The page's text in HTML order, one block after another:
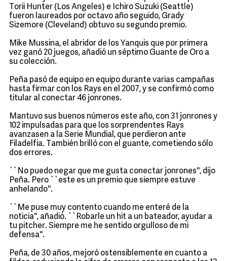
Torii Hunter (Los Angeles) e Ichiro Suzuki (Seattle)
fueron laureados por octavo año seguido, Grady
Sizemore (Cleveland) obtuvo su segundo premio.
Mike Mussina, el abridor de los Yanquis que por primera
vez ganó 20 juegos, añadió un séptimo Guante de Oro a
su colección.
Peña pasó de equipo en equipo durante varias campañas
hasta firmar con los Rays en el 2007, y se confirmó como
titular al conectar 46 jonrones.
Mantuvo sus buenos números este año, con 31 jonrones y
102 impulsadas para que los sorprendentes Rays
avanzasen a la Serie Mundial, que perdieron ante
Filadelfia. También brilló con el guante, cometiendo sólo
dos errores.
``No puedo negar que me gusta conectar jonrones'', dijo
Peña. Pero ``este es un premio que siempre estuve
anhelando''.
``Me puse muy contento cuando me enteré de la
noticia'', añadió. ``Robarle un hit a un bateador, ayudar a
tu pitcher. Siempre me he sentido orgulloso de mi
defensa''.
Peña, de 30 años, mejoró ostensiblemente en cuanto a